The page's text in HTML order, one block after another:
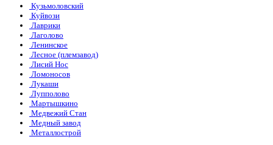
Кузьмоловский
Куйвози
Лаврики
Лаголово
Ленинское
Лесное (племзавод)
Лисий Нос
Ломоносов
Лукаши
Лупполово
Мартышкино
Медвежий Стан
Медный завод
Металлострой